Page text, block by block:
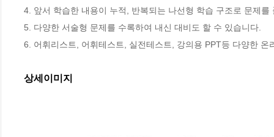
4. 앞서 학습한 내용이 누적, 반복되는 나선형 학습 구조로 문제
5. 다양한 서술형 문제를 수록하여 내신 대비도 할 수 있습니다.
6. 어휘리스트, 어휘테스트, 실전테스트, 강의용 PPT등 다양한
상세이미지